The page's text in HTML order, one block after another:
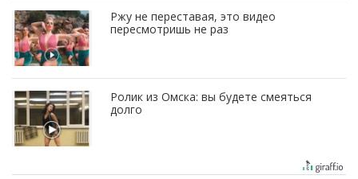
Ржу не переставая, это видео
пересмотришь не раз
Ролик из Омска: вы будете смеяться
долго